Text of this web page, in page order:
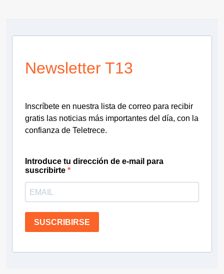
Newsletter T13
Inscríbete en nuestra lista de correo para recibir
gratis las noticias más importantes del día, con la
confianza de Teletrece.
Introduce tu dirección de e-mail para
suscribirte
SUSCRIBIRSE